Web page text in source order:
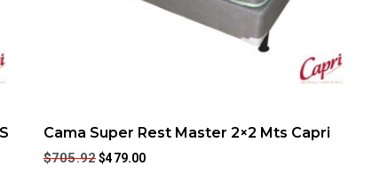
Cama Super Rest Master 2×2 Mts Capri
$705.92 $479.00